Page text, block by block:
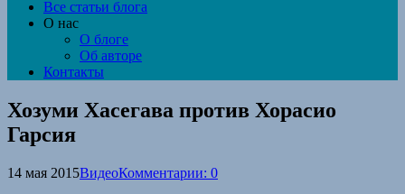
Все статьи блога
О нас
О блоге
Об авторе
Контакты
Хозуми Хасегава против Хорасио
Гарсия
14 мая 2015ВидеоКомментарии: 0